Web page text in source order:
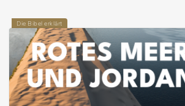
Die Bibel erklärt